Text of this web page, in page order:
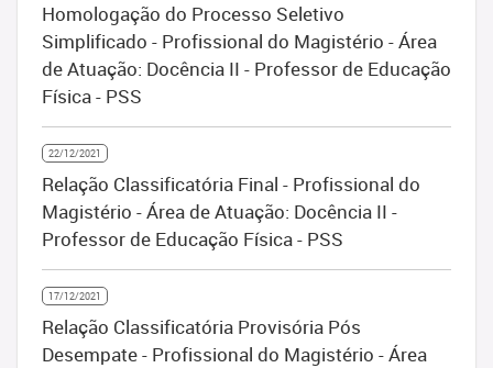
Homologação do Processo Seletivo
Simplificado - Profissional do Magistério - Área
de Atuação: Docência II - Professor de Educação
Física - PSS
22/12/2021
Relação Classificatória Final - Profissional do
Magistério - Área de Atuação: Docência II -
Professor de Educação Física - PSS
17/12/2021
Relação Classificatória Provisória Pós
Desempate - Profissional do Magistério - Área